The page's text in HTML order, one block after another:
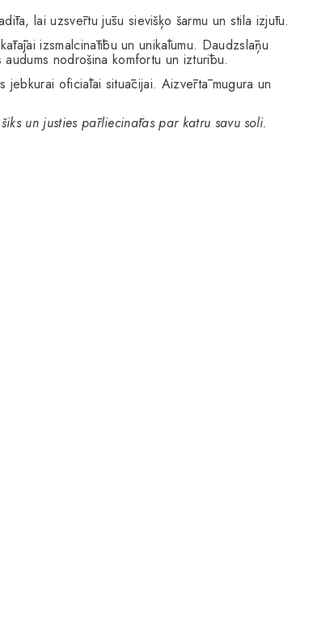
lai uzsvērtu jūsu sievišķo šarmu un stila izjūtu.
izsmalcinātību un unikālumu. Daudzslāņu
nodrošina komfortu un izturību.
jebkurai oficiālai situācijai. Aizvērtā mugura un
un justies pārliecinātas par katru savu soli.